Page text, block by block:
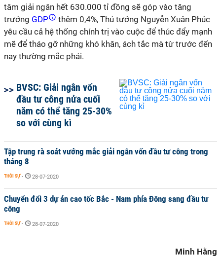
tâm giải ngân hết 630.000 tỉ đồng sẽ góp vào tăng
trưởng GDP
thêm 0,4%, Thủ tướng Nguyễn Xuân Phúc
yêu cầu cả hệ thống chính trị vào cuộc để thúc đẩy mạnh
mẽ để tháo gỡ những khó khăn, ách tắc mà từ trước đến
nay thường mắc phải.
BVSC: Giải ngân vốn
đầu tư công nửa cuối
năm có thể tăng 25-30%
so với cùng kì
Tập trung rà soát vướng mắc giải ngân vốn đầu tư công trong
tháng 8
THỜI SỰ - 28-07-2020
Chuyển đổi 3 dự án cao tốc Bắc - Nam phía Đông sang đầu tư
công
THỜI SỰ - 28-07-2020
Minh Hằng